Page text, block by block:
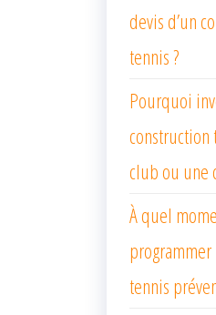
devis d’un
tennis ?
Pourquoi
club ou une
À quel
tennis